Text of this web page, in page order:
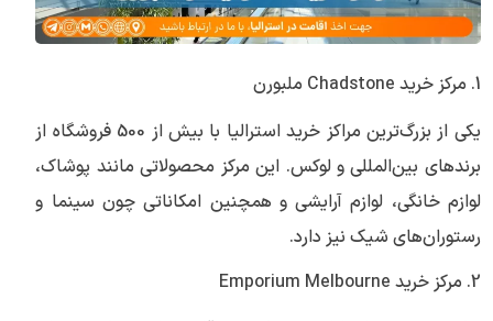
1. مرکز خرید Chadstone ملبورن
یکی از بزرگ‌ترین مراکز خرید استرالیا با بیش از 500 فروشگاه از
برندهای بین‌المللی و لوکس. این مرکز محصولاتی مانند پوشاک،
لوازم خانگی، لوازم آرایشی و همچنین امکاناتی چون سینما و
رستوران‌های شیک نیز دارد.
2. مرکز خرید Emporium Melbourne